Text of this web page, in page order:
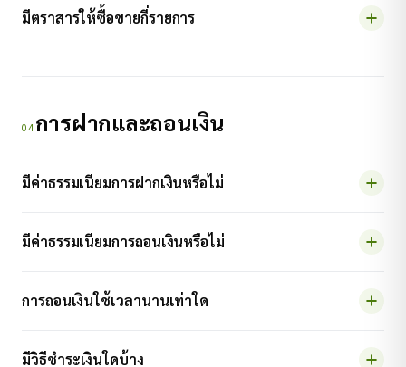
มีตราสารให้ซื้อขายกี่รายการ
04 การฝากและถอนเงิน
มีค่าธรรมเนียมการฝากเงินหรือไม่
มีค่าธรรมเนียมการถอนเงินหรือไม่
การถอนเงินใช้เวลานานเท่าใด
มีวิธีชำระเงินใดบ้าง